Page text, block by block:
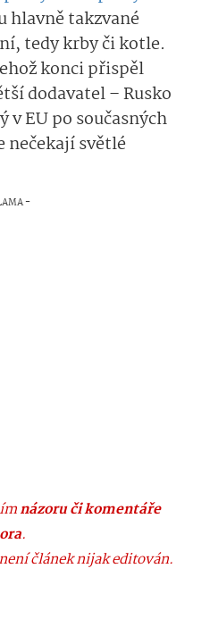
hlavně takzvané
tedy krby či kotle.
konci přispěl
dodavatel – Rusko
EU po současných
nečekají světlé
názoru či komentáře
.
článek nijak editován.